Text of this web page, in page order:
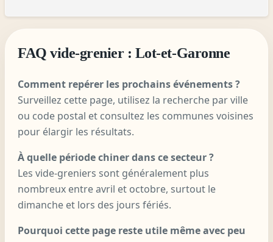
FAQ vide-grenier : Lot-et-Garonne
Comment repérer les prochains événements ?
Surveillez cette page, utilisez la recherche par ville
ou code postal et consultez les communes voisines
pour élargir les résultats.
À quelle période chiner dans ce secteur ?
Les vide-greniers sont généralement plus
nombreux entre avril et octobre, surtout le
dimanche et lors des jours fériés.
Pourquoi cette page reste utile même avec peu